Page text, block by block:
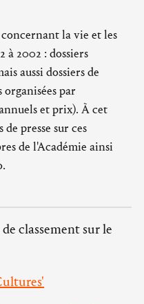
la vie et les
à 2002 : dossiers
aussi dossiers de
par
et prix). À cet
de presse sur ces
de l'Académie ainsi
classement sur le